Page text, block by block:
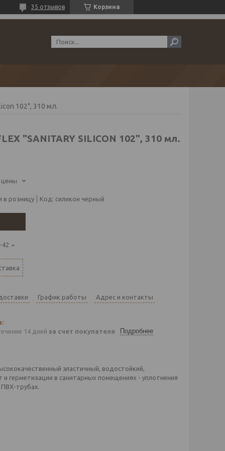
Корзина
35 отзывов
102", 310 мл.
"SANITARY SILICON 102", 310 мл.
цены
в розницу Код: силикон черный
42
График работы Адрес и контакты
14 дней за счет покупателя Подробнее
эластичный, водостойкий,
герметизации в санитарных помещениях - уплотнения
ПВХ-трубах.